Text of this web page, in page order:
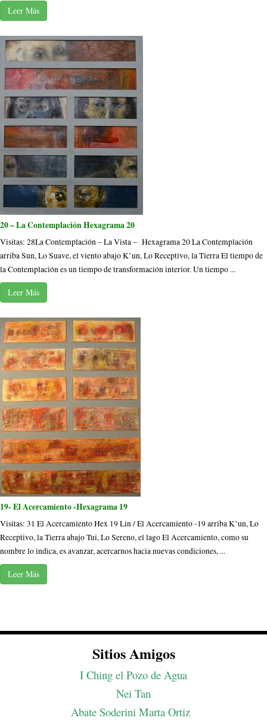
Leer Más
20 – La Contemplación Hexagrama 20
Visitas: 28La Contemplación – La Vista – Hexagrama 20 La Contemplación
arriba Sun, Lo Suave, el viento abajo K’un, Lo Receptivo, la Tierra El tiempo de
la Contemplación es un tiempo de transformación interior. Un tiempo ...
Leer Más
19- El Acercamiento -Hexagrama 19
Visitas: 31 El Acercamiento Hex 19 Lin / El Acercamiento -19 arriba K’un, Lo
Receptivo, la Tierra abajo Tui, Lo Sereno, el lago El Acercamiento, como su
nombre lo indica, es avanzar, acercarnos hacia nuevas condiciones, ...
Leer Más
Sitios Amigos
I Ching el Pozo de Agua
Nei Tan
Abate Soderini Marta Ortiz